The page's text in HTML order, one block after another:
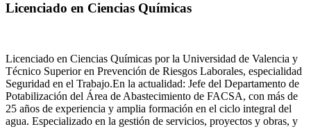
Licenciado en Ciencias Químicas
Licenciado en Ciencias Químicas por la Universidad de Valencia y
Técnico Superior en Prevención de Riesgos Laborales, especialidad
Seguridad en el Trabajo.En la actualidad: Jefe del Departamento de
Potabilización del Área de Abastecimiento de FACSA, con más de
25 años de experiencia y amplia formación en el ciclo integral del
agua. Especializado en la gestión de servicios, proyectos y obras, y